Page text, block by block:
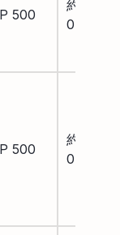
500
約
0.60%
500
約
0.75%